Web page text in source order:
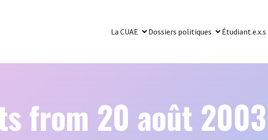
La CUAE Dossiers politiques Étudiant.e.x.s
from 20 août 2003